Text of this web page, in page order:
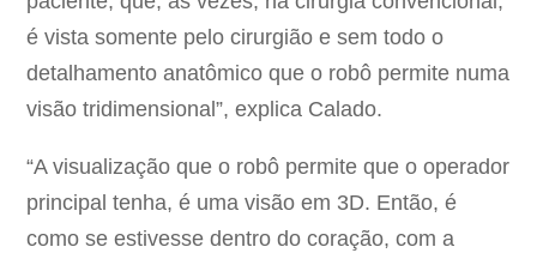
é vista somente pelo cirurgião e sem todo o
detalhamento anatômico que o robô permite numa
visão tridimensional”, explica Calado.
“A visualização que o robô permite que o operador
principal tenha, é uma visão em 3D. Então, é
como se estivesse dentro do coração, com a